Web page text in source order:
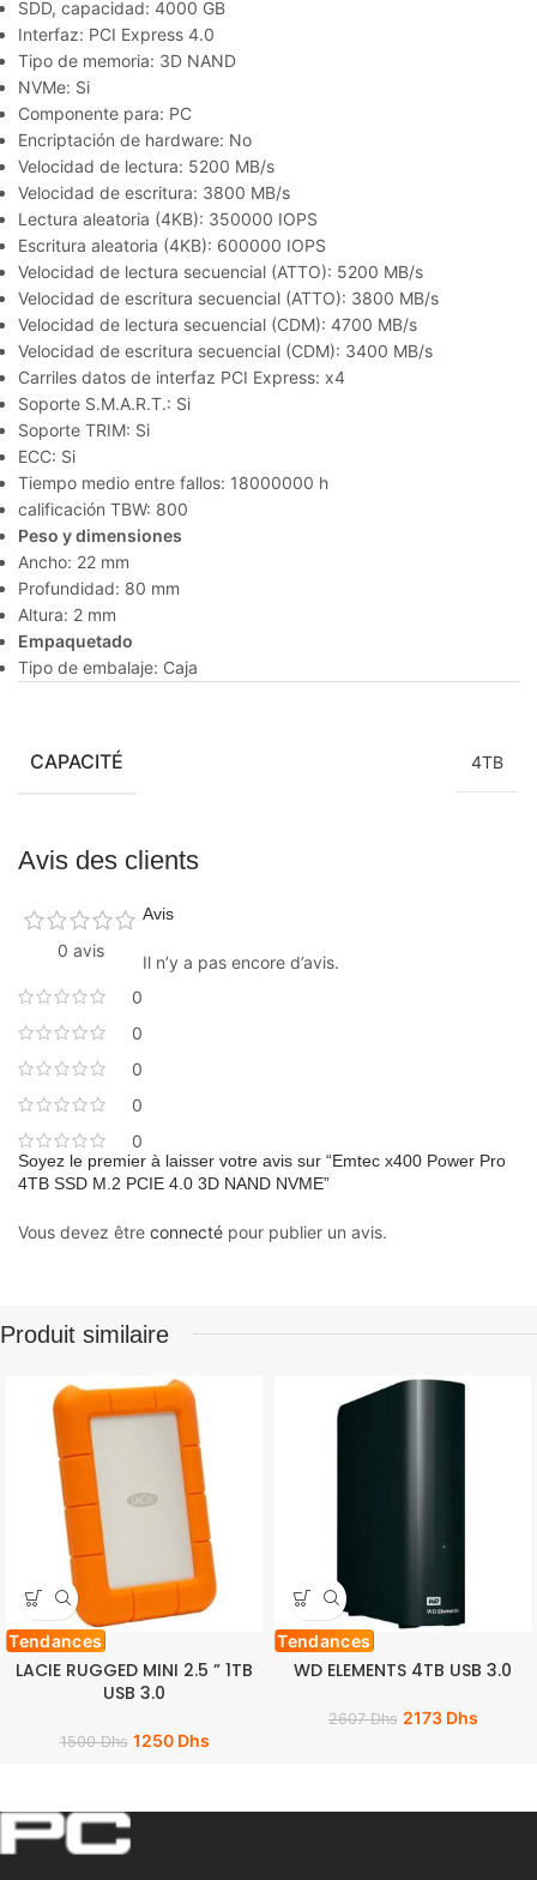
SDD, capacidad: 4000 GB
Interfaz: PCI Express 4.0
Tipo de memoria: 3D NAND
NVMe: Si
Componente para: PC
Encriptación de hardware: No
Velocidad de lectura: 5200 MB/s
Velocidad de escritura: 3800 MB/s
Lectura aleatoria (4KB): 350000 IOPS
Escritura aleatoria (4KB): 600000 IOPS
Velocidad de lectura secuencial (ATTO): 5200 MB/s
Velocidad de escritura secuencial (ATTO): 3800 MB/s
Velocidad de lectura secuencial (CDM): 4700 MB/s
Velocidad de escritura secuencial (CDM): 3400 MB/s
Carriles datos de interfaz PCI Express: x4
Soporte S.M.A.R.T.: Si
Soporte TRIM: Si
ECC: Si
Tiempo medio entre fallos: 18000000 h
calificación TBW: 800
Peso y dimensiones
Ancho: 22 mm
Profundidad: 80 mm
Altura: 2 mm
Empaquetado
Tipo de embalaje: Caja
CAPACITÉ 4TB
Avis des clients
0 avis
0
0
0
0
0
Avis
Il n’y a pas encore d’avis.
Soyez le premier à laisser votre avis sur “Emtec x400 Power Pro
4TB SSD M.2 PCIE 4.0 3D NAND NVME”
Vous devez être connecté pour publier un avis.
Produit similaire
Tendances
LACIE RUGGED MINI 2.5 ” 1TB
USB 3.0
1500Dhs 1250 Dhs
Tendances
WD ELEMENTS 4TB USB 3.0
2607Dhs 2173 Dhs